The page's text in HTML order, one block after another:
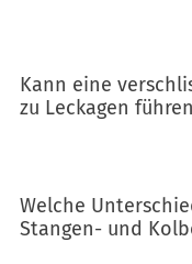
Kann eine
zu Leckagen
Welche
Stangen- und